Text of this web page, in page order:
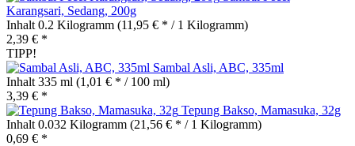
Karangsari, Sedang, 200g
Inhalt 0.2 Kilogramm (11,95 € * / 1 Kilogramm)
2,39 € *
TIPP!
Sambal Asli, ABC, 335ml
Inhalt 335 ml (1,01 € * / 100 ml)
3,39 € *
Tepung Bakso, Mamasuka, 32g
Inhalt 0.032 Kilogramm (21,56 € * / 1 Kilogramm)
0,69 € *